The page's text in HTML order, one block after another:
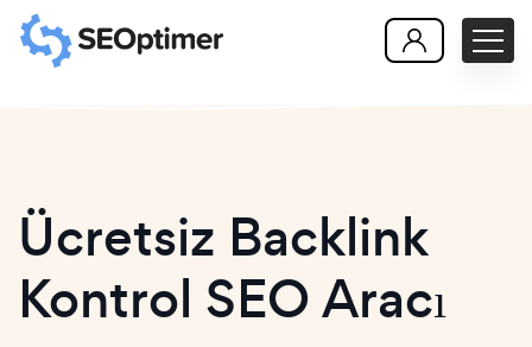
Ücretsiz Backlink
Kontrol SEO Aracı